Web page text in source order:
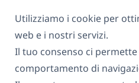
Utilizziamo i cookie per
web e i nostri servizi.
Il tuo consenso ci
comportamento di
GDPR e